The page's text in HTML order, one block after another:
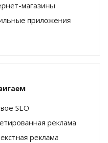
магазины
приложения
SEO
реклама
реклама